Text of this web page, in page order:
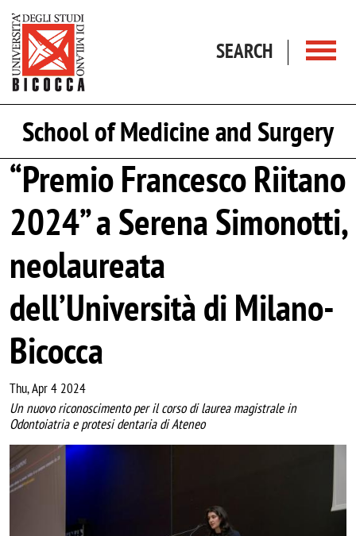
SEARCH
School of Medicine and Surgery
“Premio Francesco Riitano
2024” a Serena Simonotti,
neolaureata
dell’Università di Milano-
Bicocca
Thu, Apr 4 2024
Un nuovo riconoscimento per il corso di laurea magistrale in
Odontoiatria e protesi dentaria di Ateneo